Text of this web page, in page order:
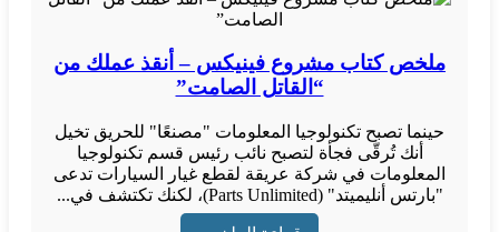
ملخص كتاب مشروع فينيكس – أنقذ عملك من
“القاتل الصامت”
حينما تصبح تكنولوجيا المعلومات "مصنعًا" للحريق تخيل
أنك تُرقّى فجأة لتصبح نائب رئيس قسم تكنولوجيا
المعلومات في شركة عريقة لقطع غيار السيارات تدعى
"بارتس أنليميتد" (Parts Unlimited)، لكنك تكتشف في...